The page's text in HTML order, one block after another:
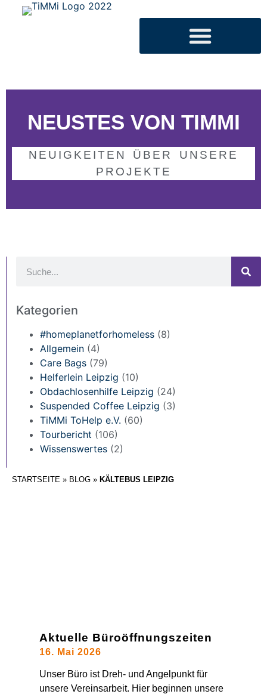
NEUSTES VON TIMMI
NEUIGKEITEN ÜBER UNSERE
PROJEKTE
STARTSEITE » BLOG » KÄLTEBUS LEIPZIG
Aktuelle Büroöffnungszeiten
16. Mai 2026
Unser Büro ist Dreh- und Angelpunkt für
unsere Vereinsarbeit. Hier beginnen unsere
Kategorien
#homeplanetforhomeless (8)
Allgemein (4)
Care Bags (79)
Helferlein Leipzig (10)
Obdachlosenhilfe Leipzig (24)
Suspended Coffee Leipzig (3)
TiMMi ToHelp e.V. (60)
Tourbericht (106)
Wissenswertes (2)